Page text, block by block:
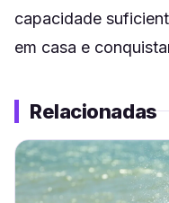
capacidade
em casa e
Relacionadas